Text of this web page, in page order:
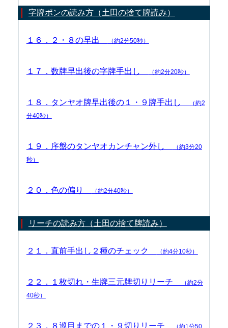
字牌ポンの読み方（土田の捨て牌読み）
１６．２・８の早出 （約2分50秒）
１７．数牌早出後の字牌手出し （約2分20秒）
１８．タンヤオ牌早出後の１・９牌手出し
（約2
分40秒）
１９．序盤のタンヤオカンチャン外し
（約3分20
秒）
２０．色の偏り （約2分40秒）
リーチの読み方（土田の捨て牌読み）
２１．直前手出し２種のチェック （約4分10秒）
２２．１枚切れ・生牌三元牌切りリーチ
（約2分
40秒）
２３．８巡目までの１・９切りリーチ （約1分50